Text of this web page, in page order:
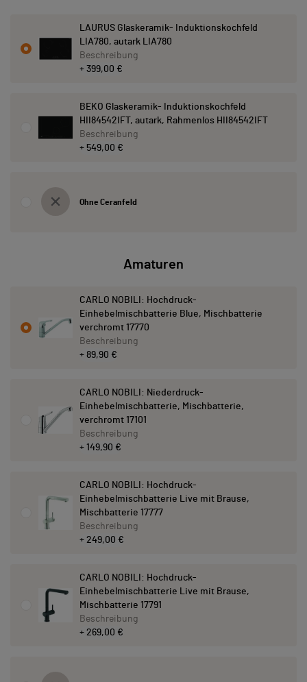
LAURUS Glaskeramik- Induktionskochfeld
LIA780, autark LIA780
+ 399,00 €
Beschreibung
BEKO Glaskeramik- Induktionskochfeld
HII84542IFT, autark, Rahmenlos HII84542IFT
+ 549,00 €
Beschreibung
Ohne Ceranfeld
Amaturen
CARLO NOBILI: Hochdruck-
Einhebelmischbatterie Blue, Mischbatterie
verchromt 17770
+ 89,90 €
Beschreibung
CARLO NOBILI: Niederdruck-
Einhebelmischbatterie, Mischbatterie,
verchromt 17101
+ 149,90 €
Beschreibung
CARLO NOBILI: Hochdruck-
Einhebelmischbatterie Live mit Brause,
Mischbatterie 17777
+ 249,00 €
Beschreibung
CARLO NOBILI: Hochdruck-
Einhebelmischbatterie Live mit Brause,
Mischbatterie 17791
+ 269,00 €
Beschreibung